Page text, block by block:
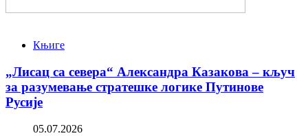
Књиге
„Лисац са севера“ Александра Казакова – кључ
за разумевање стратешке логике Путинове
Русије
05.07.2026